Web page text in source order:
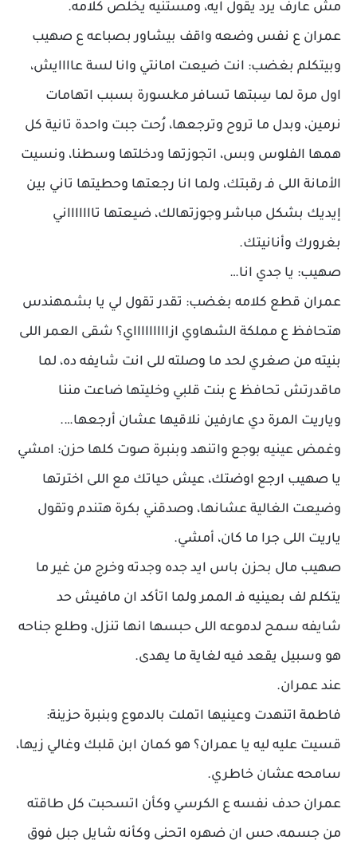
مش عارف يرد يقول ايه، ومستنيه يخلص كلامه.
عمران ع نفس وضعه واقف بيشاور بصباعه ع صهيب
وبيتكلم بغضب: انت ضيعت امانتي وانا لسة عاااايش،
اول مرة لما سِبتها تسافر مـkـسورة بسبب اتهامات
نرمين، وبدل ما تروح وترجعها، رُحت جبت واحدة تانية كل
همها الفلوس وبس، اتجوزتها ودخلتها وسطنا، ونسيت
الأمانة اللى فـ رقبتك، ولما انا رجعتها وحطيتها تاني بين
إيديك بشكل مباشر وجوزتهالك، ضيعتها تاااااااني
بغرورك وأنانيتك.
صهيب: يا جدي انا…
عمران قطع كلامه بغضب: تقدر تقول لي يا بشمهندس
هتحافظ ع مملكة الشهاوي ازاااااااااي؟ شقى العمر اللى
بنيته من صغري لحد ما وصلته للى انت شايفه ده، لما
ماقدرتش تحافظ ع بنت قلبي وخليتها ضاعت مننا
وياريت المرة دي عارفين نلاقيها عشان أرجعها….
وغمض عينيه بوجع واتنهد وبنبرة صوت كلها حزن: امشي
يا صهيب ارجع اوضتك، عيش حياتك مع اللى اخترتها
وضيعت الغالية عشانها، وصدقني بكرة هتندم وتقول
ياريت اللى جرا ما كان، أمشي.
صهيب مال بحزن باس ايد جده وجدته وخرج من غير ما
يتكلم لف بعينيه فـ الممر ولما اتأكد ان مافيش حد
شايفه سمح لدموعه اللى حبسها انها تنزل، وطلع جناحه
هو وسبيل يقعد فيه لغاية ما يهدى.
عند عمران.
فاطمة اتنهدت وعينيها اتملت بالدموع وبنبرة حزينة:
قسيت عليه ليه يا عمران؟ هو كمان ابن قلبك وغالي زيها،
سامحه عشان خاطري.
عمران حدف نفسه ع الكرسي وكأن اتسحبت كل طاقته
من جسمه، حس ان ضهره اتحنى وكأنه شايل جبل فوق